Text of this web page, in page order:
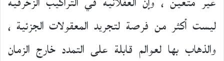
ليست أكثر من فرصة لتجريد المعقولات الجزئية ،
والذهاب بها لعوالم قابلة على التمدد خارج الزمان